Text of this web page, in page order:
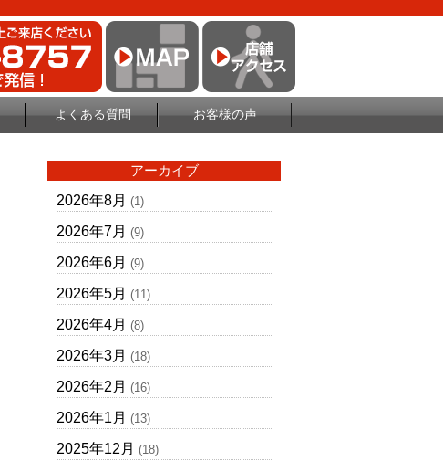
よくある質問 お客様の声
アーカイブ
2026年8月 (1)
2026年7月 (9)
2026年6月 (9)
2026年5月 (11)
2026年4月 (8)
2026年3月 (18)
2026年2月 (16)
2026年1月 (13)
2025年12月 (18)